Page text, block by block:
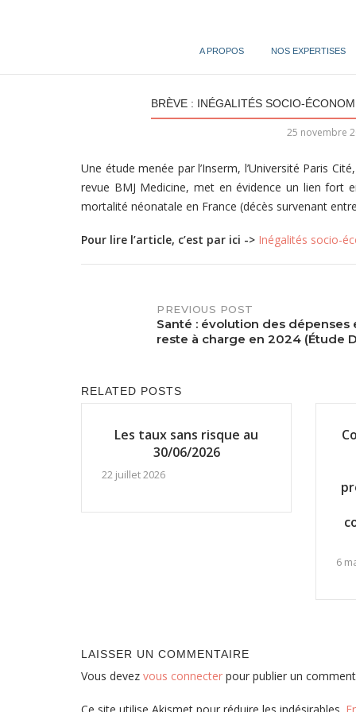
A PROPOS NOS EXPERTISES
BRÈVE : INÉGALITÉS SOCIO-
25 novembre
Une étude menée par l’Inserm, l’Université Paris
revue BMJ Medicine, met en évidence un lien fort
mortalité néonatale en France (décès survenant
Pour lire l’article, c’est par ici -> Inégalités socio-
PREVIOUS POST
Santé : évolution des dépenses
reste à charge en 2024 (Étude
RELATED POSTS
Les taux sans risque au
30/06/2026
22 juillet 2026
6
LAISSER UN COMMENTAIRE
Vous devez vous connecter pour publier un